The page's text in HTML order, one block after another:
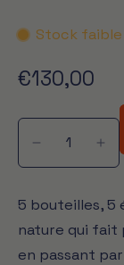
Stock faible
€130,00
5 bouteilles, 5
nature qui fait
en passant